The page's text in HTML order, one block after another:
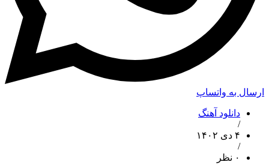
ارسال به واتساپ
دانلود آهنگ
/
۴ دی ۱۴۰۲
/
۰ نظر